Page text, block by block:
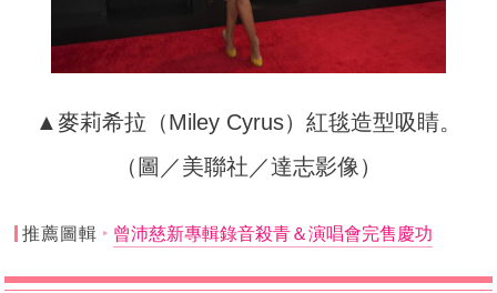
▲麥莉希拉（Miley Cyrus）紅毯造型吸睛。
（圖／美聯社／達志影像）
推薦圖輯 曾沛慈新專輯錄音殺青＆演唱會完售慶功